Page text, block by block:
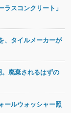
スコンクリート」
、タイルメーカーが
。廃棄されるはずの
ールウォッシャー照